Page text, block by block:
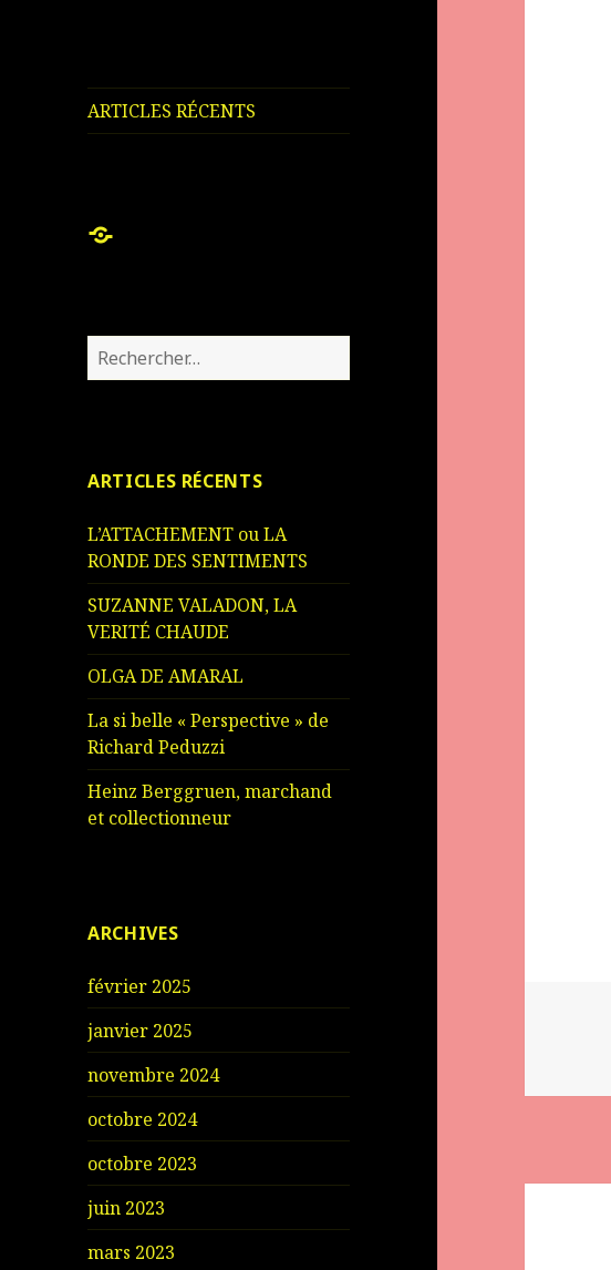
ARTICLES RÉCENTS
ARTICLES
Rechercher :
ARTICLES RÉCENTS
L’ATTACHEMENT ou LA
RONDE DES SENTIMENTS
SUZANNE VALADON, LA
VERITÉ CHAUDE
OLGA DE AMARAL
La si belle « Perspective » de
Richard Peduzzi
Heinz Berggruen, marchand
et collectionneur
ARCHIVES
février 2025
janvier 2025
novembre 2024
octobre 2024
octobre 2023
juin 2023
mars 2023